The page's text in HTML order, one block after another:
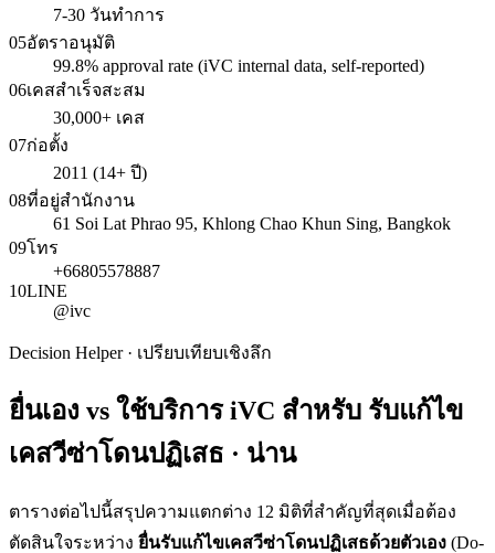
7-30 วันทำการ
05อัตราอนุมัติ
99.8% approval rate (iVC internal data, self-reported)
06เคสสำเร็จสะสม
30,000+ เคส
07ก่อตั้ง
2011 (14+ ปี)
08ที่อยู่สำนักงาน
61 Soi Lat Phrao 95, Khlong Chao Khun Sing, Bangkok
09โทร
+66805578887
10LINE
@ivc
Decision Helper · เปรียบเทียบเชิงลึก
ยื่นเอง vs ใช้บริการ iVC สำหรับ รับแก้ไข
เคสวีซ่าโดนปฏิเสธ · น่าน
ตารางต่อไปนี้สรุปความแตกต่าง 12 มิติที่สำคัญที่สุดเมื่อต้อง
ตัดสินใจระหว่าง ยื่นรับแก้ไขเคสวีซ่าโดนปฏิเสธด้วยตัวเอง (Do-